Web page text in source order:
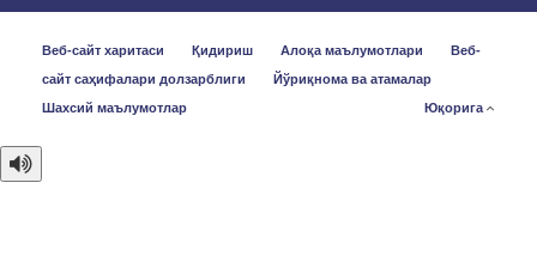
Веб-сайт харитаси Қидириш Алоқа маълумотлари
Веб-
сайт саҳифалари долзарблиги
Йўриқнома ва атамалар
Шахсий маълумотлар
Юқорига